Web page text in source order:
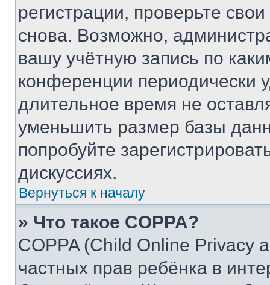
регистрации, проверьте
снова. Возможно,
вашу учётную запись по
конференции периодически
длительное время не
уменьшить размер базы
попробуйте
дискуссиях.
Вернуться к началу
» Что такое COPPA?
COPPA (Child Online Privacy
частных прав ребёнка в